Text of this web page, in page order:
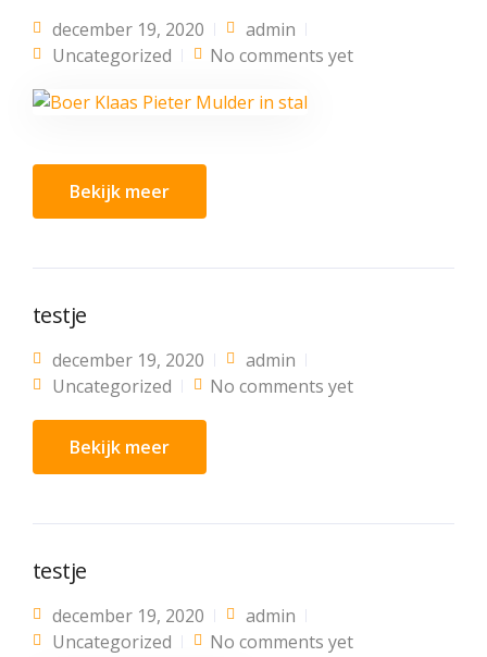
december 19, 2020
admin
Uncategorized
No comments yet
Bekijk meer
testje
december 19, 2020
admin
Uncategorized
No comments yet
Bekijk meer
testje
december 19, 2020
admin
Uncategorized
No comments yet